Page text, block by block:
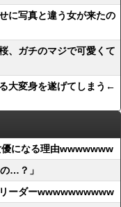
に写真と違う女が来たの
、ガチのマジで可愛くて
大変身を遂げてしまう←
優になる理由wwwwwww
…？」
リーダーwwwwwwwwww